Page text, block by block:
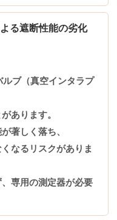
る遮断性能の劣化
ブ（真空インタラプ
あります。
著しく落ち、
なるリスクがありま
専用の測定器が必要